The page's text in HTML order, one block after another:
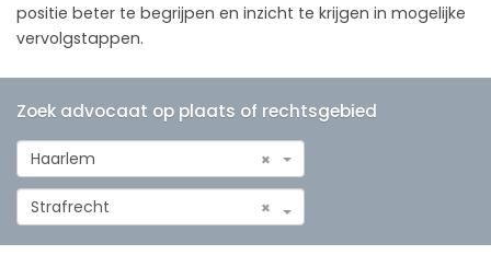
positie beter te begrijpen en inzicht te krijgen in mogelijke
vervolgstappen.
Zoek advocaat op plaats of rechtsgebied
×
Haarlem
×
Strafrecht